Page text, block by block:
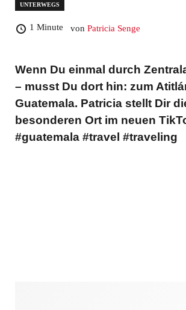
UNTERWEGS
1 Minute von Patricia Senge
Wenn Du einmal durch
– musst Du dort hin: zum
Guatemala. Patricia stellt Dir
besonderen Ort im neuen
#guatemala #travel #traveling
Leser-Interaktionen